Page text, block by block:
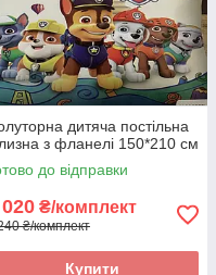
дитяча постільна
з фланелі 150*210 см
до відправки
₴/комплект
₴/комплект
Купити